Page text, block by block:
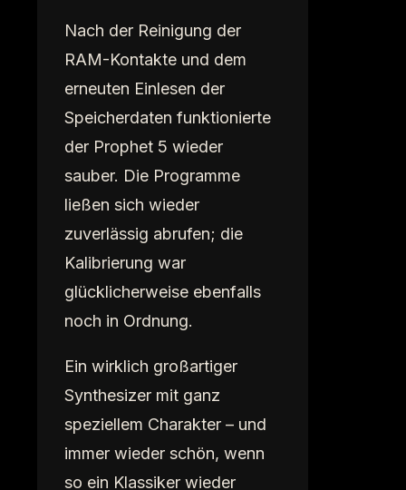
Nach der Reinigung der
RAM-Kontakte und dem
erneuten Einlesen der
Speicherdaten funktionierte
der Prophet 5 wieder
sauber. Die Programme
ließen sich wieder
zuverlässig abrufen; die
Kalibrierung war
glücklicherweise ebenfalls
noch in Ordnung.
Ein wirklich großartiger
Synthesizer mit ganz
speziellem Charakter – und
immer wieder schön, wenn
so ein Klassiker wieder